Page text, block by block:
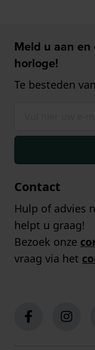
Meld u aan
horloge!
Te besteden
Contact
Hulp of advies
helpt u graag!
Bezoek onze
vraag via het